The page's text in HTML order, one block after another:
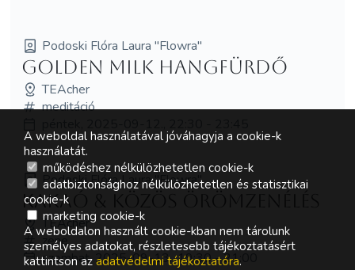
Podoski Flóra Laura "Flowra"
Golden Milk Hangfürdő
TEAcher
meditáció
Podoski Flóra Laura "Flowra"
Kakaó & Közös Örömzenélés
TEAcher
zene
szombat, 2025-09-13., 19:30 - 21:00
A weboldal használatával jóváhagyja a cookie-k
használatát.
működéshez nélkülözhetetlen cookie-k
adatbiztonsághoz nélkülözhetetlen és statisztikai
cookie-k
marketing cookie-k
A weboldalon használt cookie-kban nem tárolunk
személyes adatokat, részletesebb tájékoztatásért
kattintson az adatvédelmi tájékoztatóra.